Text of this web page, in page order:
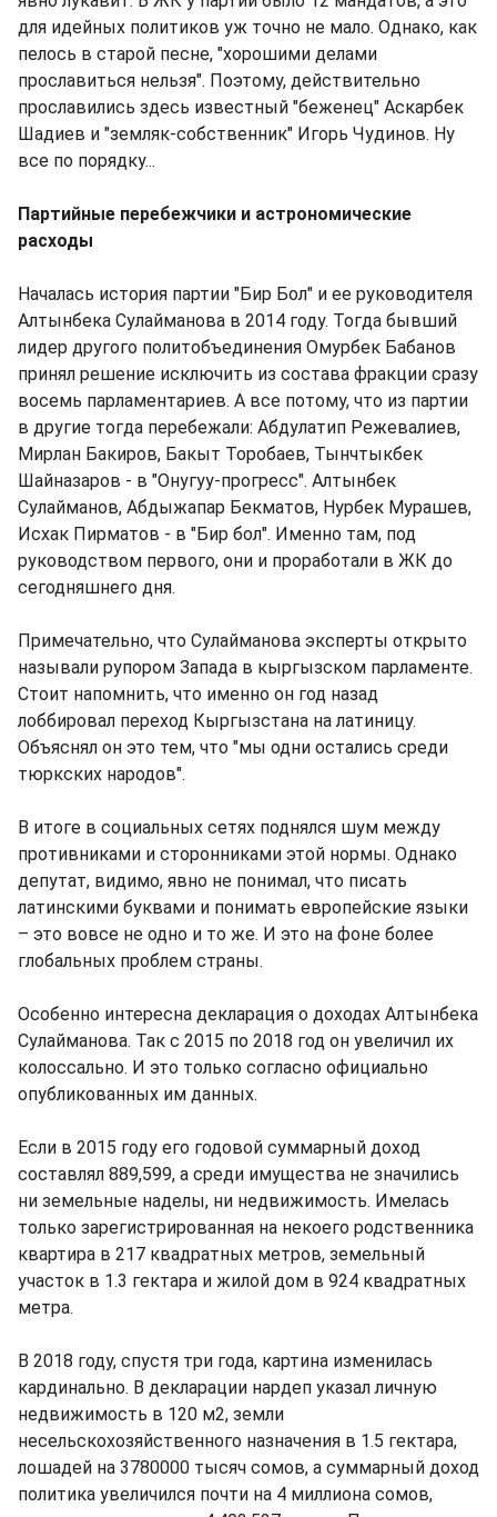
для идейных политиков уж точно не мало. Однако, как
пелось в старой песне, "хорошими делами
прославиться нельзя". Поэтому, действительно
прославились здесь известный "беженец" Аскарбек
Шадиев и "земляк-собственник" Игорь Чудинов. Ну
все по порядку...
Партийные перебежчики и астрономические
расходы
Началась история партии "Бир Бол" и ее руководителя
Алтынбека Сулайманова в 2014 году. Тогда бывший
лидер другого политобъединения Омурбек Бабанов
принял решение исключить из состава фракции сразу
восемь парламентариев. А все потому, что из партии
в другие тогда перебежали: Абдулатип Режевалиев,
Мирлан Бакиров, Бакыт Торобаев, Тынчтыкбек
Шайназаров - в "Онугуу-прогресс". Алтынбек
Сулайманов, Абдыжапар Бекматов, Нурбек Мурашев,
Исхак Пирматов - в "Бир бол". Именно там, под
руководством первого, они и проработали в ЖК до
сегодняшнего дня.
Примечательно, что Сулайманова эксперты открыто
называли рупором Запада в кыргызском парламенте.
Стоит напомнить, что именно он год назад
лоббировал переход Кыргызстана на латиницу.
Объяснял он это тем, что "мы одни остались среди
тюркских народов".
В итоге в социальных сетях поднялся шум между
противниками и сторонниками этой нормы. Однако
депутат, видимо, явно не понимал, что писать
латинскими буквами и понимать европейские языки
– это вовсе не одно и то же. И это на фоне более
глобальных проблем страны.
Особенно интересна декларация о доходах Алтынбека
Сулайманова. Так с 2015 по 2018 год он увеличил их
колоссально. И это только согласно официально
опубликованных им данных.
Если в 2015 году его годовой суммарный доход
составлял 889,599, а среди имущества не значились
ни земельные наделы, ни недвижимость. Имелась
только зарегистрированная на некоего родственника
квартира в 217 квадратных метров, земельный
участок в 1.3 гектара и жилой дом в 924 квадратных
метра.
В 2018 году, спустя три года, картина изменилась
кардинально. В декларации нардеп указал личную
недвижимость в 120 м2, земли
несельскохозяйственного назначения в 1.5 гектара,
лошадей на 3780000 тысяч сомов, а суммарный доход
политика увеличился почти на 4 миллиона сомов,